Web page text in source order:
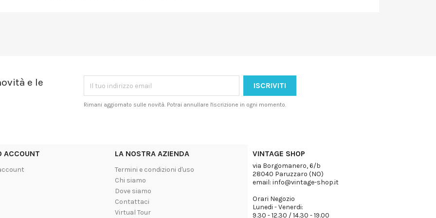
e le
Rimani aggiornato sulle novità. Potrai annullare l'iscrizione in ogni momento.
ACCOUNT LA NOSTRA AZIENDA
Termini e condizioni d'uso
Chi siamo
Dove siamo
Contattaci
Virtual Tour
VINTAGE SHOP
via Borgomanero, 6/b
28040 Paruzzaro (NO)
email: info@vintage-shop.it
Orari Negozio
Lunedi - Venerdi:
9.30 - 12.30 / 14.30 - 19.00